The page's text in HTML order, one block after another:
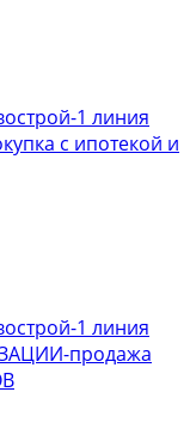
1 линия
с ипотекой и
1 линия
продажа